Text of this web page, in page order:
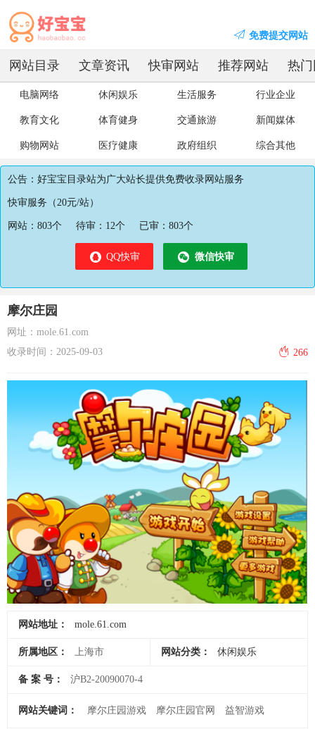
免费提交网站
网站目录 文章资讯 快审网站 推荐网站 热
电脑网络 休闲娱乐 生活服务 行业企业
教育文化 体育健身 交通旅游 新闻媒体
购物网站 医疗健康 政府组织 综合其他
公告：好宝宝目录站为广大站长提供免费收录网站服务
快审服务（20元/站）
网站： 803个 待审： 12个 已审： 803个
QQ快审 微信快审
摩尔庄园
网址：mole.61.com
收录时间：2025-09-03
266
网站地址： mole.61.com
所属地区： 上海市 网站分类： 休闲娱乐
备 案 号： 沪B2-20090070-4
网站关键词： 摩尔庄园游戏 摩尔庄园官网 益智游戏